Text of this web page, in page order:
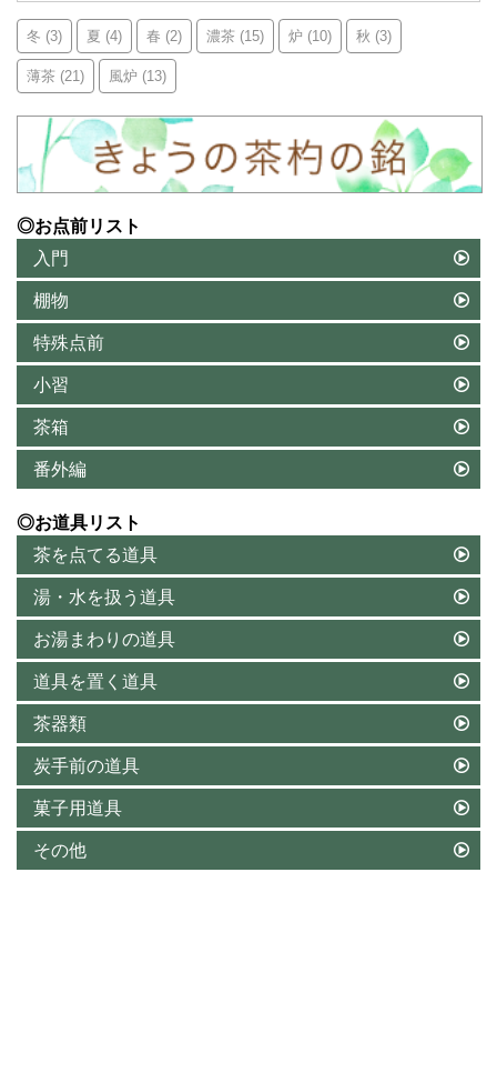
冬 (3) 夏 (4) 春 (2) 濃茶 (15) 炉 (10) 秋 (3)
薄茶 (21) 風炉 (13)
◎お点前リスト
入門
棚物
特殊点前
小習
茶箱
番外編
◎お道具リスト
茶を点てる道具
湯・水を扱う道具
お湯まわりの道具
道具を置く道具
茶器類
炭手前の道具
菓子用道具
その他